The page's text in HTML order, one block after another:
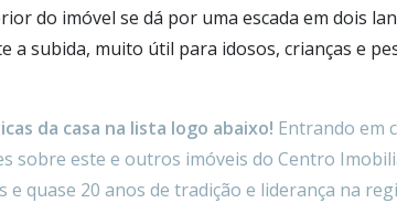
do imóvel se dá por uma escada em dois
a subida, muito útil para idosos, crianças e
da casa na lista logo abaixo! Entrando em
sobre este e outros imóveis do Centro
e quase 20 anos de tradição e liderança na